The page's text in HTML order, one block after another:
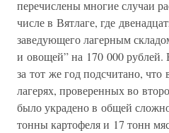
перечислены многие случаи
числе в Вятлаге, где
заведующего лагерным
и овощей” на 170 000 рублей.
за тот же год подсчитано, что
лагерях, проверенных во
было украдено в общей
тонны картофеля и 17 тонн